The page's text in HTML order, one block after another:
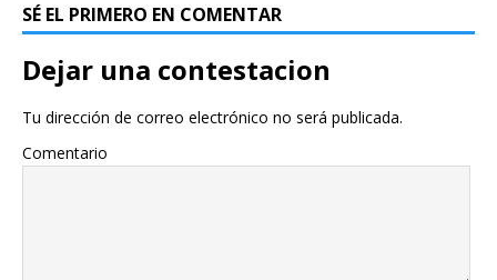
SÉ EL PRIMERO EN COMENTAR
Dejar una contestacion
Tu dirección de correo electrónico no será publicada.
Comentario